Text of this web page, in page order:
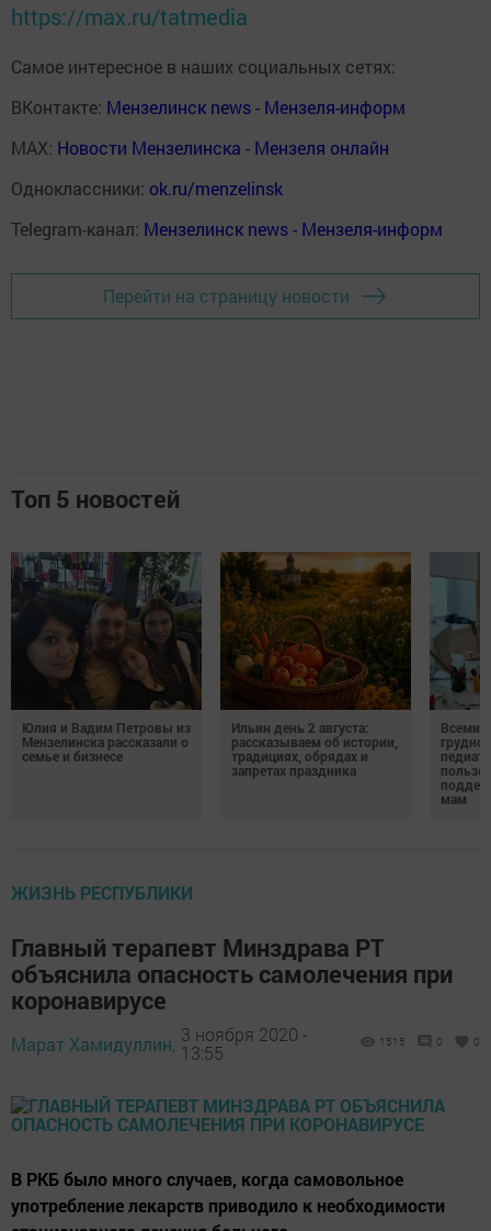
https://max.ru/tatmedia
Самое интересное в наших социальных сетях:
ВКонтакте: Мензелинск news - Мензеля-информ
MAX: Новости Мензелинска - Мензеля онлайн
Одноклассники: ok.ru/menzelinsk
Telegram-канал: Мензелинск news - Мензеля-информ
Перейти на страницу новости
Топ 5 новостей
Юлия и Вадим Петровы из
Мензелинска рассказали о
семье и бизнесе
Ильин день 2 августа:
рассказываем об истории,
традициях, обрядах и
запретах праздника
пользе
мам
ЖИЗНЬ РЕСПУБЛИКИ
Главный терапевт Минздрава РТ
объяснила опасность самолечения при
коронавирусе
Марат Хамидуллин, 3 ноября 2020 -
13:55
1515 0 0
В РКБ было много случаев, когда самовольное
употребление лекарств приводило к необходимости